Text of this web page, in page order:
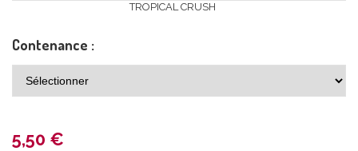
TROPICAL CRUSH
Contenance :
5,50 €